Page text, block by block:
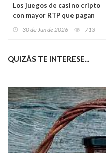
Los juegos de casino cripto
con mayor RTP que pagan
30 de Jun de 2026 713
QUIZÁS TE INTERESE...